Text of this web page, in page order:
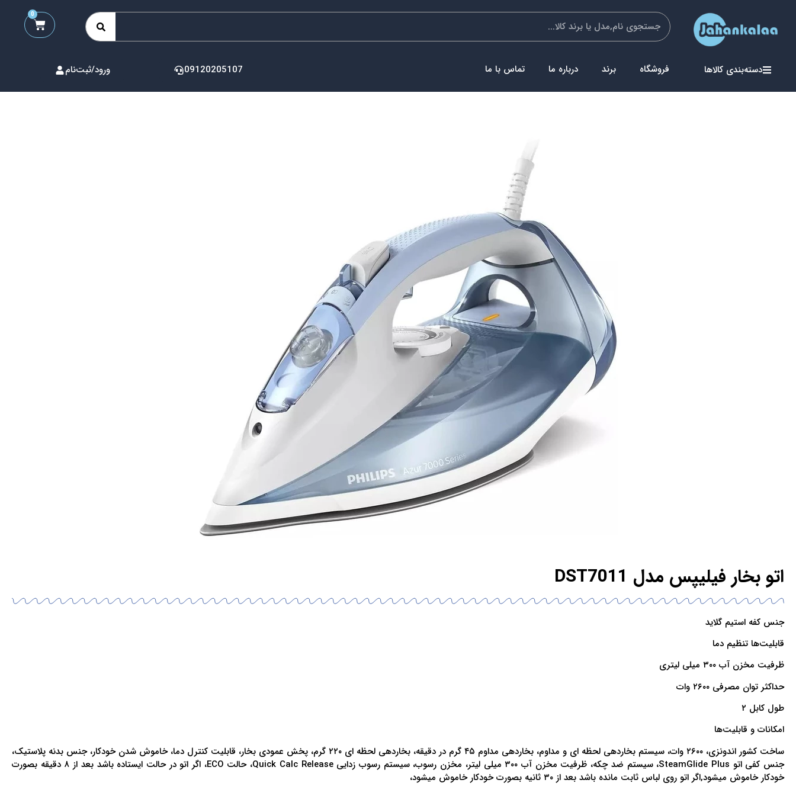
0
دسته‌بندی کالاها فروشگاه برند درباره ما تماس با ما 09120205107 ورود/ثبت‌نام
اتو بخار فیلیپس مدل DST7011
جنس کفه استیم گلاید
قابلیت‌ها تنظیم دما
ظرفیت مخزن آب ۳۰۰ میلی لیتری
حداکثر توان مصرفی ۲۶۰۰ وات
طول کابل ۲
امکانات و قابلیت‌ها
ساخت کشور اندونزی، ۲۶۰۰ وات، سیستم بخاردهی لحظه ای و مداوم، بخاردهی مداوم ۴۵ گرم در دقیقه، بخاردهی لحظه ای ۲۲۰ گرم، پخش عمودی بخار، قابلیت کنترل دما، خاموش شدن خودکار، جنس بدنه پلاستیک،
جنس کفی اتو SteamGlide Plus، سیستم ضد چکه، ظرفیت مخزن آب ۳۰۰ میلی لیتر، مخزن رسوب، سیستم رسوب زدایی Quick Calc Release، حالت ECO، اگر اتو در حالت ایستاده باشد بعد از ۸ دقیقه بصورت
خودکار خاموش میشود,اگر اتو روی لباس ثابت مانده باشد بعد از ۳۰ ثانیه بصورت خودکار خاموش میشود،